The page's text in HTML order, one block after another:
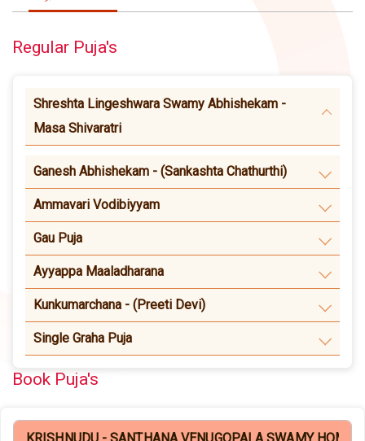
Regular Puja's
Shreshta Lingeshwara Swamy Abhishekam -
Masa Shivaratri
Ganesh Abhishekam - (Sankashta Chathurthi)
Ammavari Vodibiyyam
Gau Puja
Ayyappa Maaladharana
Kunkumarchana - (Preeti Devi)
Single Graha Puja
Book Puja's